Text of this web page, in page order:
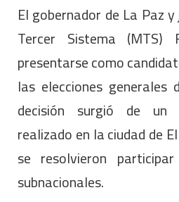
El gobernador de La Paz
Tercer Sistema (MTS)
presentarse como
las elecciones generales
decisión surgió de un
realizado en la ciudad de
se resolvieron
subnacionales.